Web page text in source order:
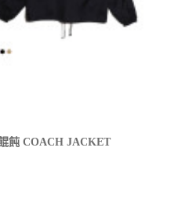
飩 COACH JACKET